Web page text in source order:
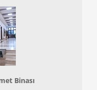
Binası